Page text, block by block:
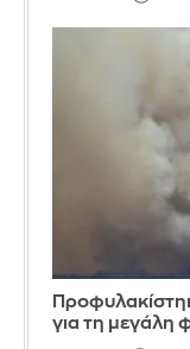
για τη μεγάλη